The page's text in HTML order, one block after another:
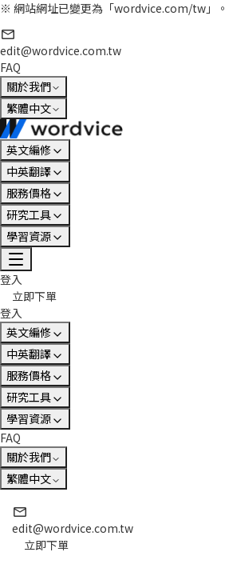
※ 網站網址已變更為「wordvice.com/tw」。
edit@wordvice.com.tw
FAQ
關於我們
繁體中文
英文編修
中英翻譯
服務價格
研究工具
學習資源
登入
立即下單
登入
英文編修
中英翻譯
服務價格
研究工具
學習資源
FAQ
關於我們
繁體中文
edit@wordvice.com.tw
立即下單